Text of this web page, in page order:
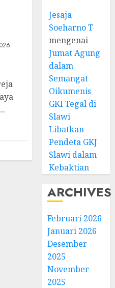
Jesaja
Soeharno T
mengenai
Jumat Agung
dalam
Semangat
Oikumenis
GKI Tegal di
Slawi
Libatkan
Pendeta GKJ
Slawi dalam
Kebaktian
ARCHIVES
Februari 2026
Januari 2026
Desember
2025
November
2025